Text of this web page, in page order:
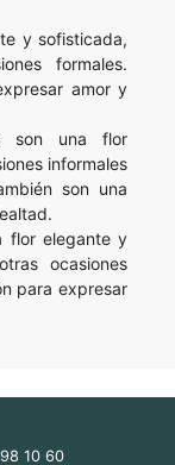
y sofisticada,
formales.
amor y
son una flor
informales
son una
flor elegante y
ocasiones
para expresar
10 60